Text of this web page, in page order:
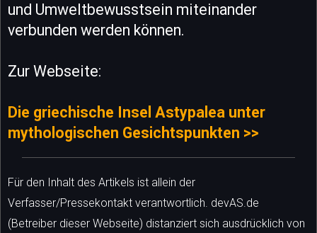
und Umweltbewusstsein miteinander
verbunden werden können.
Zur Webseite:
Die griechische Insel Astypalea unter
mythologischen Gesichtspunkten >>
Für den Inhalt des Artikels ist allein der
Verfasser/Pressekontakt verantwortlich. devAS.de
(Betreiber dieser Webseite) distanziert sich ausdrücklich von